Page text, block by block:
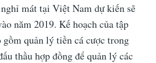
mát tại Việt Nam dự kiến ​​sẽ
năm 2019. Kế hoạch của tập
gồm quản lý tiền cá cược trong
thầu hợp đồng để quản lý các